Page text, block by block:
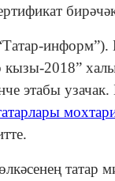
информ”).
кызы-2018”
этабы узачак.
татар